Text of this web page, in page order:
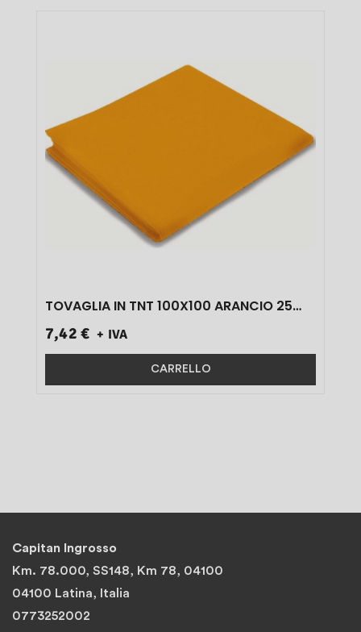
TOVAGLIA IN TNT 100X100 ARANCIO 25
7,42 € + IVA
CARRELLO
Capitan Ingrosso
Km. 78.000, SS148, Km 78, 04100
04100 Latina, Italia
0773252002